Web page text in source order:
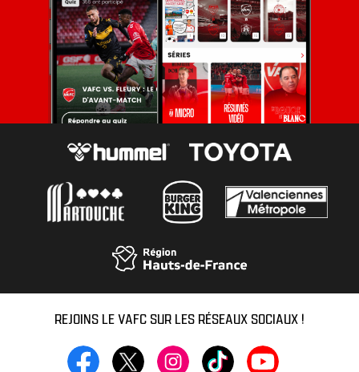
REJOINS LE VAFC SUR LES RÉSEAUX SOCIAUX !